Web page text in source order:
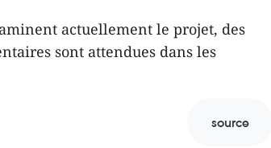
actuellement le projet, des
sont attendues dans les
source